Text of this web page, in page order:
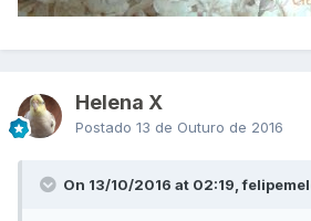
Helena X
Postado 13 de Outuro de 2016
On 13/10/2016 at 02:19,